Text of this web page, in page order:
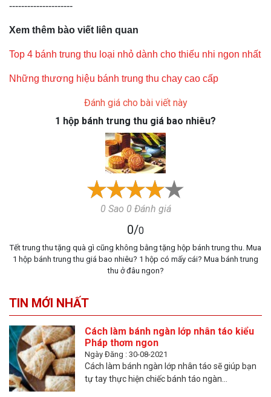
---------------------
Xem thêm bào viết liên quan
Top 4 bánh trung thu loại nhỏ dành cho thiếu nhi ngon nhất
Những thương hiệu bánh trung thu chay cao cấp
Đánh giá cho bài viết này
1 hộp bánh trung thu giá bao nhiêu?
0 Sao 0 Đánh giá
0/0
Tết trung thu tặng quà gì cũng không bằng tặng hộp bánh trung thu. Mua
1 hộp bánh trung thu giá bao nhiêu? 1 hộp có mấy cái? Mua bánh trung
thu ở đâu ngon?
TIN MỚI NHẤT
Cách làm bánh ngàn lớp nhân táo kiểu
Pháp thơm ngon
Ngày Đăng : 30-08-2021
Cách làm bánh ngàn lớp nhân táo sẽ giúp bạn
tự tay thực hiện chiếc bánh táo ngàn...